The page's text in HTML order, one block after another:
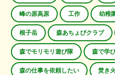
峰の原高原 工作 幼稚
根子岳 森あちょびクラブ
森でモリモリ遊び隊 森で学
森の仕事を依頼したい 焚き火